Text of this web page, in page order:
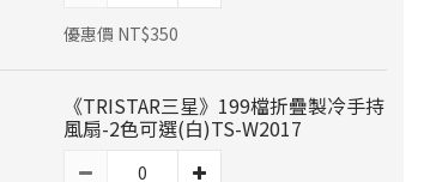
優惠價 NT$350
《TRISTAR三星》199檔折疊製冷手持
風扇-2色可選(白)TS-W2017